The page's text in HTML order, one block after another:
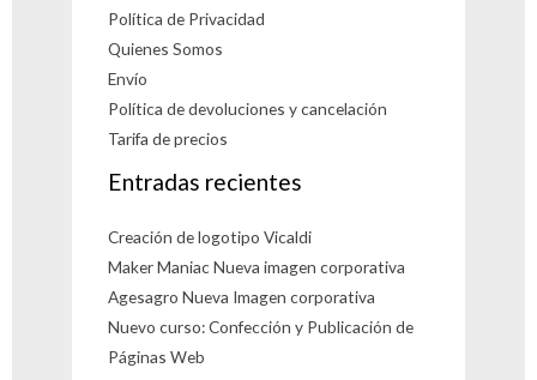
Política de Privacidad
Quienes Somos
Envío
Política de devoluciones y cancelación
Tarifa de precios
Entradas recientes
Creación de logotipo Vicaldi
Maker Maniac Nueva imagen corporativa
Agesagro Nueva Imagen corporativa
Nuevo curso: Confección y Publicación de
Páginas Web